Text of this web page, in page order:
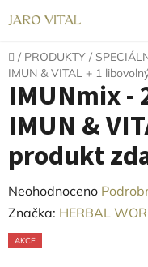
na
obsah
Domů
/ PRODUKTY /
IMUN & VITAL + 1
IMUNmix -
IMUN &
produkt
Průměrné
hodnocení
produktu
Neohodnoceno
Značka: HERBAL
AKCE